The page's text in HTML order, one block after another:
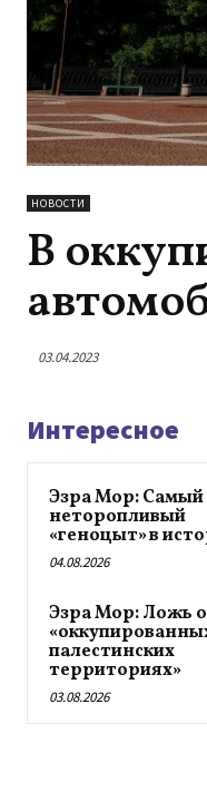
НОВОСТИ
В
03.04.2023
Интересное
Эзра Мор: Самый
неторопливый
«геноцыт» в
04.08.2026
Эзра Мор: Ложь
палестинских
территориях»
03.08.2026